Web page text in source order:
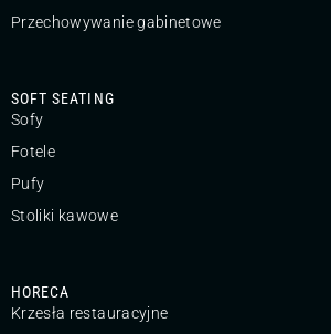
Przechowywanie gabinetowe
SOFT SEATING
Sofy
Fotele
Pufy
Stoliki kawowe
HORECA
Krzesła restauracyjne